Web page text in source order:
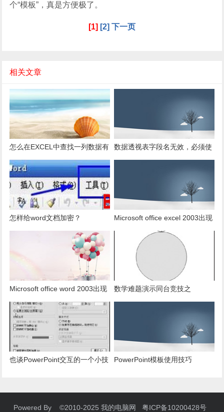
个“模板”，真是方便极了。
[1] [2] 下一页
相关文章
怎么在EXCEL中查找一列数据有
多少是重复的？
数据透视表字段名无效，必须使
怎样给word文档加密？
Microsoft office excel 2003出现
发送错误报告怎么办？
Microsoft office word 2003出现
发送错误报告怎么办？
数学难题演示同台竞技之
也谈PowerPoint交互的一个小技
PowerPoint模板使用技巧
Powered By ©2010-2025 我的电脑网 粤ICP备10200428号